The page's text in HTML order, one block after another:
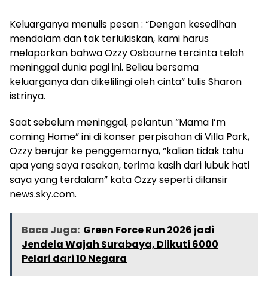
Keluarganya menulis pesan : “Dengan kesedihan
mendalam dan tak terlukiskan, kami harus
melaporkan bahwa Ozzy Osbourne tercinta telah
meninggal dunia pagi ini. Beliau bersama
keluarganya dan dikelilingi oleh cinta” tulis Sharon
istrinya.
Saat sebelum meninggal, pelantun “Mama I’m
coming Home” ini di konser perpisahan di Villa Park,
Ozzy berujar ke penggemarnya, “kalian tidak tahu
apa yang saya rasakan, terima kasih dari lubuk hati
saya yang terdalam” kata Ozzy seperti dilansir
news.sky.com.
Baca Juga: Green Force Run 2026 jadi
Jendela Wajah Surabaya, Diikuti 6000
Pelari dari 10 Negara